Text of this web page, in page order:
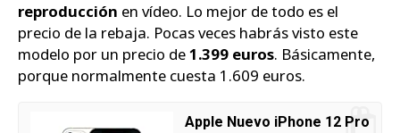
reproducción en vídeo. Lo mejor de todo es el
precio de la rebaja. Pocas veces habrás visto este
modelo por un precio de1.399 euros. Básicamente,
porque normalmente cuesta 1.609 euros.
Apple Nuevo iPhone 12 Pro